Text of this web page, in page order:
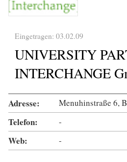
Eingetragen: 03.02.09
UNIVERSITY
INTERCHANGE
Adresse: Menuhinstraße 6,
Telefon: -
Web: -